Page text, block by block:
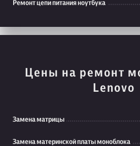
Ремонт цепи питания ноутбука
Цены на ремонт
Lenovo
Замена матрицы
Замена материнской платы моноблока